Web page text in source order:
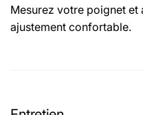
Mesurez votre poignet et
ajustement confortable.